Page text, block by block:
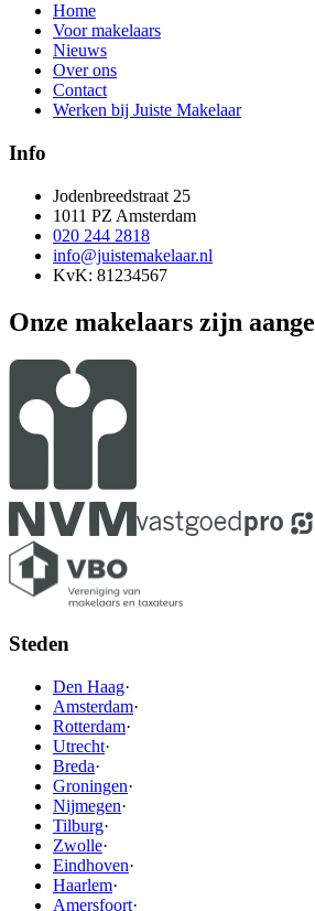
Home
Voor makelaars
Nieuws
Over ons
Contact
Werken bij Juiste Makelaar
Info
Jodenbreedstraat 25
1011 PZ Amsterdam
020 244 2818
info@juistemakelaar.nl
KvK: 81234567
Onze makelaars zijn
Steden
Den Haag·
Amsterdam·
Rotterdam·
Utrecht·
Breda·
Groningen·
Nijmegen·
Tilburg·
Zwolle·
Eindhoven·
Haarlem·
Amersfoort·